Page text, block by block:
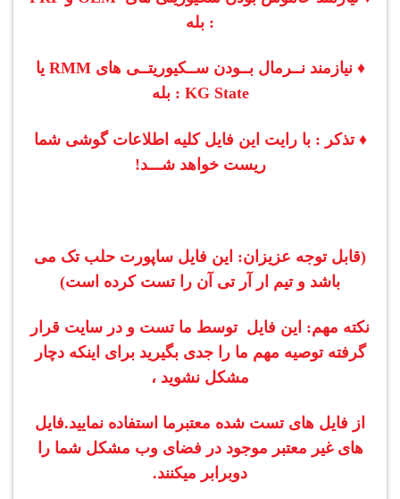
: بله
♦ نیازمند نــرمال بــودن ســکیوریتــی های
RMM یا
KG State : بله
♦ تذکر : با رایت این فایل کلیه اطلاعات گوشی شما
ریست خواهد شـــد!
(قابل توجه عزیزان: این فایل ساپورت حلب تک می
باشد و تیم ار آر تی آن را تست کرده است)
نکته مهم: این فایل توسط ما تست و در سایت قرار
گرفته توصیه مهم ما را جدی بگیرید برای اینکه دچار
مشکل نشوید ،
از فایل های تست شده معتبرما استفاده نمایید.فایل
های غیر معتبر موجود در فضای وب مشکل شما را
دوبرابر میکنند.